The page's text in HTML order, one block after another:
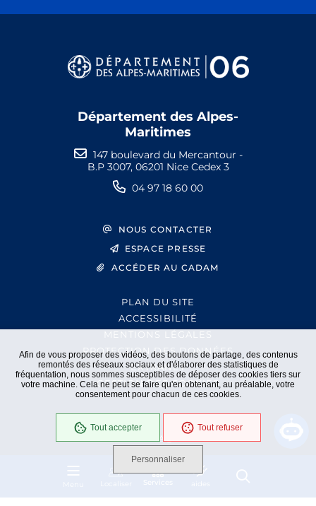
Afin de vous proposer des vidéos, des boutons de partage, des contenus
remontés des réseaux sociaux et d'élaborer des statistiques de
fréquentation, nous sommes susceptibles de déposer des cookies tiers sur
votre machine. Cela ne peut se faire qu'en obtenant, au préalable, votre
consentement pour chacun de ces cookies.
Tout accepter Tout refuser
Personnaliser
Services aides
Département des Alpes-
Maritimes
147 boulevard du Mercantour -
B.P 3007, 06201 Nice Cedex 3
04 97 18 60 00
NOUS CONTACTER
ESPACE PRESSE
ACCÉDER AU CADAM
PLAN DU SITE
ACCESSIBILITÉ
MENTIONS LÉGALES
PROTECTION DES DONNÉES
EXTRANET
GESTION DES COOKIES
En cours